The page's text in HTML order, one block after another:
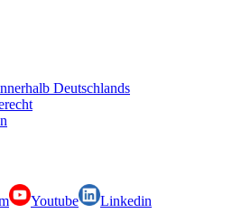
Deutschlands
Youtube
Linkedin